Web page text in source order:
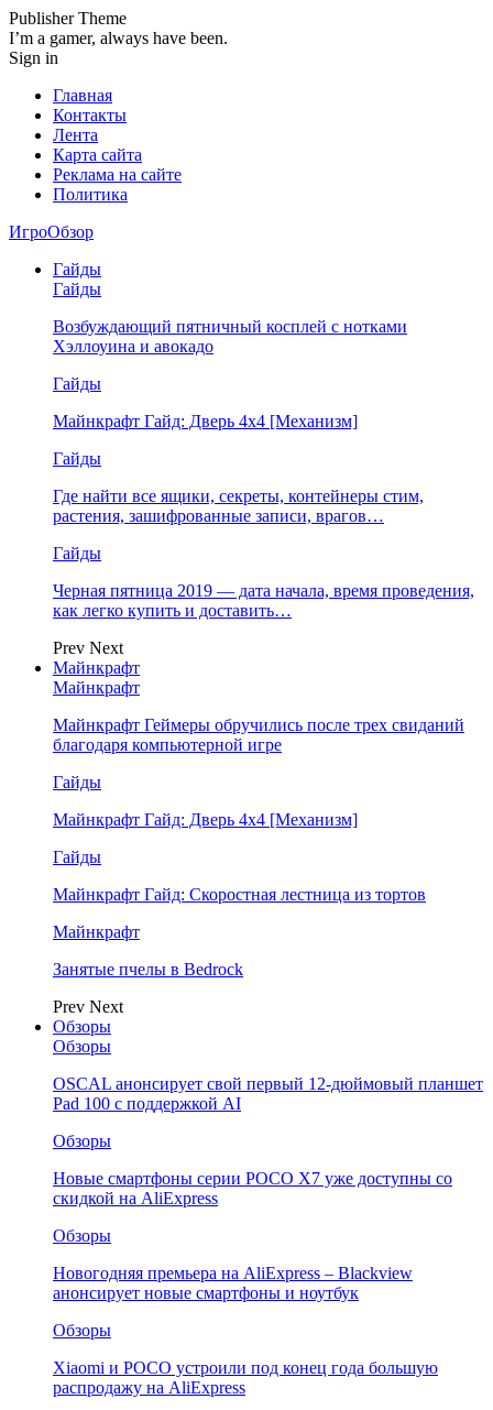
Publisher Theme
I’m a gamer, always have been.
Sign in
Главная
Контакты
Лента
Карта сайта
Реклама на сайте
Политика
ИгроОбзор
Гайды
Гайды
Возбуждающий пятничный косплей с нотками
Хэллоуина и авокадо
Гайды
Майнкрафт Гайд: Дверь 4х4 [Механизм]
Гайды
Где найти все ящики, секреты, контейнеры стим,
растения, зашифрованные записи, врагов…
Гайды
Черная пятница 2019 — дата начала, время проведения,
как легко купить и доставить…
Prev Next
Майнкрафт
Майнкрафт
Майнкрафт Геймеры обручились после трех свиданий
благодаря компьютерной игре
Гайды
Майнкрафт Гайд: Дверь 4х4 [Механизм]
Гайды
Майнкрафт Гайд: Скоростная лестница из тортов
Майнкрафт
Занятые пчелы в Bedrock
Prev Next
Обзоры
Обзоры
OSCAL анонсирует свой первый 12-дюймовый планшет
Pad 100 с поддержкой AI
Обзоры
Новые смартфоны серии POCO X7 уже доступны со
скидкой на AliExpress
Обзоры
Новогодняя премьера на AliExpress – Blackview
анонсирует новые смартфоны и ноутбук
Обзоры
Xiaomi и POCO устроили под конец года большую
распродажу на AliExpress